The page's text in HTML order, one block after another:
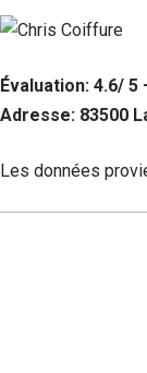
Évaluation: 4.6/ 5
Adresse: 83500
Les données